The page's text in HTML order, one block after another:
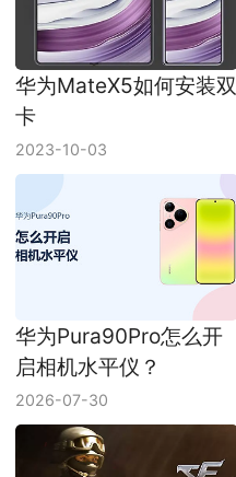
华为MateX5如何安装双
卡
2023-10-03
华为Pura90Pro怎么开
启相机水平仪？
2026-07-30